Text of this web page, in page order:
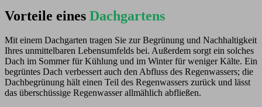
Vorteile eines Dachgartens
Mit einem Dachgarten tragen Sie zur Begrünung und Nachhaltigkeit
Ihres unmittelbaren Lebensumfelds bei. Außerdem sorgt ein solches
Dach im Sommer für Kühlung und im Winter für weniger Kälte. Ein
begrüntes Dach verbessert auch den Abfluss des Regenwassers; die
Dachbegrünung hält einen Teil des Regenwassers zurück und lässt
das überschüssige Regenwasser allmählich abfließen.